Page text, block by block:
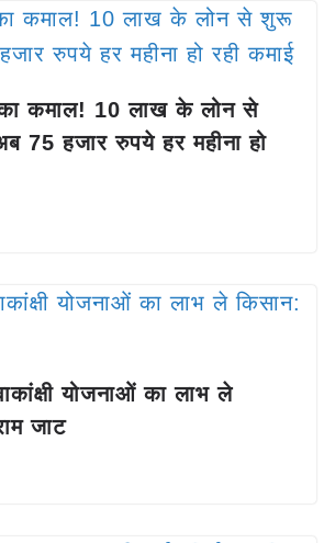
का कमाल! 10 लाख के लोन से
75 हजार रुपये हर महीना हो
योजनाओं का लाभ ले
जाट